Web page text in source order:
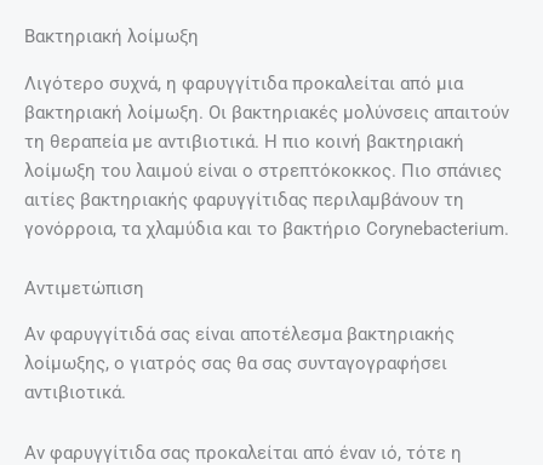
Βακτηριακή λοίμωξη
Λιγότερο συχνά, η φαρυγγίτιδα προκαλείται από μια
βακτηριακή λοίμωξη. Οι βακτηριακές μολύνσεις απαιτούν
τη θεραπεία με αντιβιοτικά. Η πιο κοινή βακτηριακή
λοίμωξη του λαιμού είναι ο στρεπτόκοκκος. Πιο σπάνιες
αιτίες βακτηριακής φαρυγγίτιδας περιλαμβάνουν τη
γονόρροια, τα χλαμύδια και το βακτήριο Corynebacterium.
Αντιμετώπιση
Αν φαρυγγίτιδά σας είναι αποτέλεσμα βακτηριακής
λοίμωξης, ο γιατρός σας θα σας συνταγογραφήσει
αντιβιοτικά.
Αν φαρυγγίτιδα σας προκαλείται από έναν ιό, τότε η